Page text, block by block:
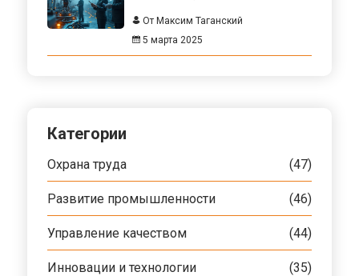
От Максим Таганский
5 марта 2025
Категории
Охрана труда (47)
Развитие промышленности (46)
Управление качеством (44)
Инновации и технологии (35)